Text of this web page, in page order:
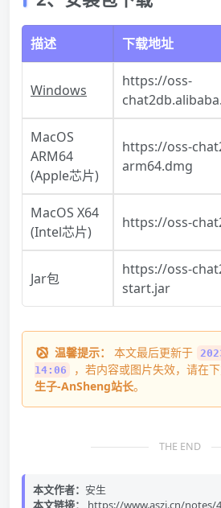
描述 下载地址
Windows
https://oss-
MacOS
ARM64
(Apple芯片)
https://oss-
arm64.dmg
MacOS X64
(Intel芯片)
https://oss-
Jar包
https://oss-
start.jar
温馨提示： 本文最后更新于
14:06
，若内容或图片失效，请在
生子-AnSheng站长。
THE END
本文作者： 安生
本文链接：
https://www.aszi.cn/notes/